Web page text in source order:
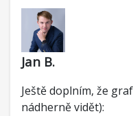
Jan B.
Ještě doplním, že
nádherně vidět):